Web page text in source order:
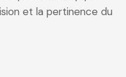
et la pertinence du